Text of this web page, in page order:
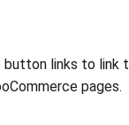
links to link
pages.